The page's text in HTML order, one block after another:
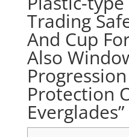
Trading
And Cup
Also
Protection
Everglades”